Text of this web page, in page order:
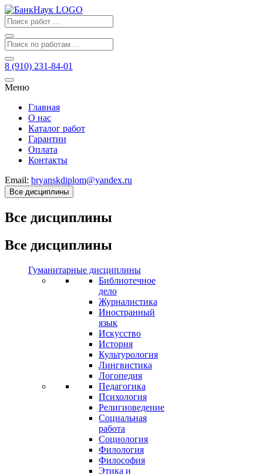
8 (910) 231-84-01
Меню
Главная
О нас
Каталог работ
Гарантии
Оплата
Контакты
Email: bryanskdiplom@yandex.ru
Все дисциплины
Все дисциплины
Все дисциплины
Гуманитарные дисциплины
Библиотечное
дело
Журналистика
Иностранный
язык
Искусство
История
Культурология
Лингвистика
Логопедия
Педагогика
Психология
Религиоведение
Социальная
работа
Социология
Филология
Философия
Этика и